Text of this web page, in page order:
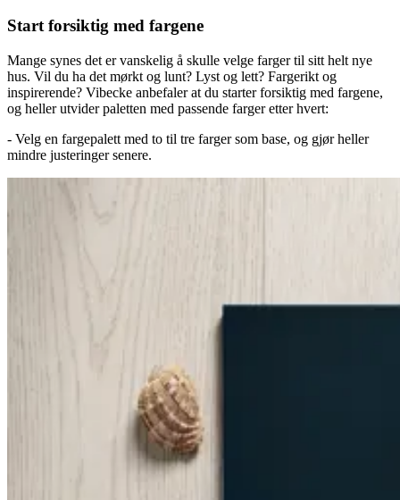
Start forsiktig med fargene
Mange synes det er vanskelig å skulle velge farger til sitt helt nye
hus. Vil du ha det mørkt og lunt? Lyst og lett? Fargerikt og
inspirerende? Vibecke anbefaler at du starter forsiktig med fargene,
og heller utvider paletten med passende farger etter hvert:
- Velg en fargepalett med to til tre farger som base, og gjør heller
mindre justeringer senere.